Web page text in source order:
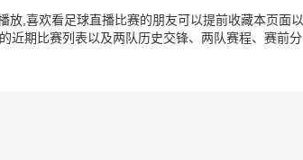
,喜欢看足球直播比赛的朋友可以提前收藏本页面以
近期比赛列表以及两队历史交锋、两队赛程、赛前分